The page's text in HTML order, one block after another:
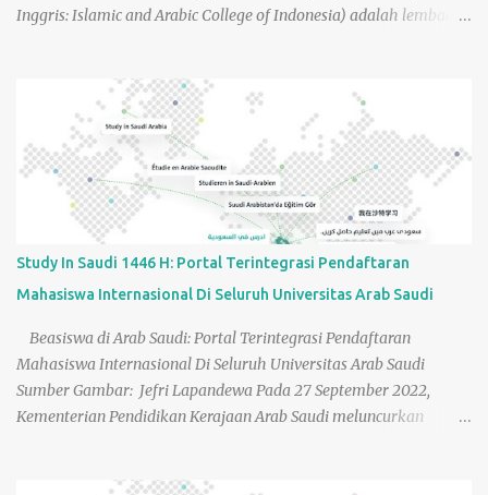
Inggris: Islamic and Arabic College of Indonesia) adalah lembaga
bin Saud Riyadh. LIPIA didirikan pada tahun 1980 untuk
memberikan pendidikan dengan konsentrasi dalam bahasa Arab
dan agama Islam untuk siswa Indonesia dengan keputusan dari
Mahkamah Kerajaan Arab Saudi, No. 5/N/26710. LIPIA saat ini
(2023) berlokasi di 4 (empat) tempat: Kampus LIPIA Jakarta,
Kampus LIPIA Banda Aceh, Kampus LIPIA Medan dan Kampus
LIPIA Surabaya. Semua perkuliahan yang diajarkan di LIPIA
disampaikan dalam bahasa Arab dan sekitar 80–90 persen
pengajarnya berasal dari Arab Saudi. Lembaga memiliki standar
penerimaan yang sangat tinggi, di mana hanya 200 siswa yang
diterima dari 2000 pelamar. Begitu me...
Study In Saudi 1446 H: Portal Terintegrasi Pendaftaran
Mahasiswa Internasional Di Seluruh Universitas Arab Saudi
Beasiswa di Arab Saudi: Portal Terintegrasi Pendaftaran
Mahasiswa Internasional Di Seluruh Universitas Arab Saudi
Sumber Gambar: Jefri Lapandewa Pada 27 September 2022,
Kementerian Pendidikan Kerajaan Arab Saudi meluncurkan